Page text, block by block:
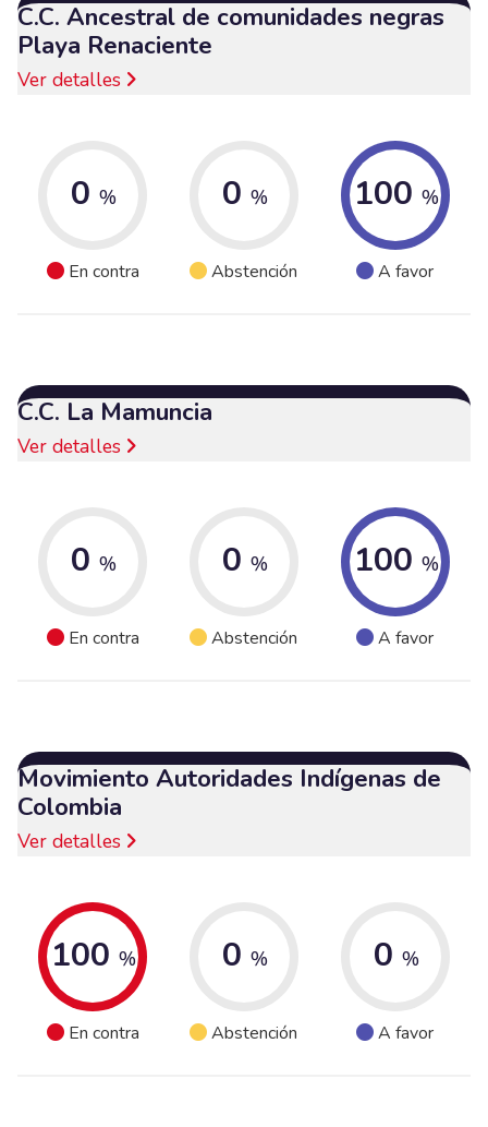
C.C. Ancestral de comunidades negras
Playa Renaciente
Ver detalles
0 %
En contra
0 %
Abstención
100 %
A favor
C.C. La Mamuncia
Ver detalles
0 %
En contra
0 %
Abstención
100 %
A favor
Movimiento Autoridades Indígenas de
Colombia
Ver detalles
100 %
En contra
0 %
Abstención
0 %
A favor